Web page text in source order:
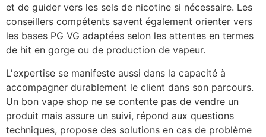
et de guider vers les sels de nicotine si nécessaire. Les
conseillers compétents savent également orienter vers
les bases PG VG adaptées selon les attentes en termes
de hit en gorge ou de production de vapeur.
L'expertise se manifeste aussi dans la capacité à
accompagner durablement le client dans son parcours.
Un bon vape shop ne se contente pas de vendre un
produit mais assure un suivi, répond aux questions
techniques, propose des solutions en cas de problème